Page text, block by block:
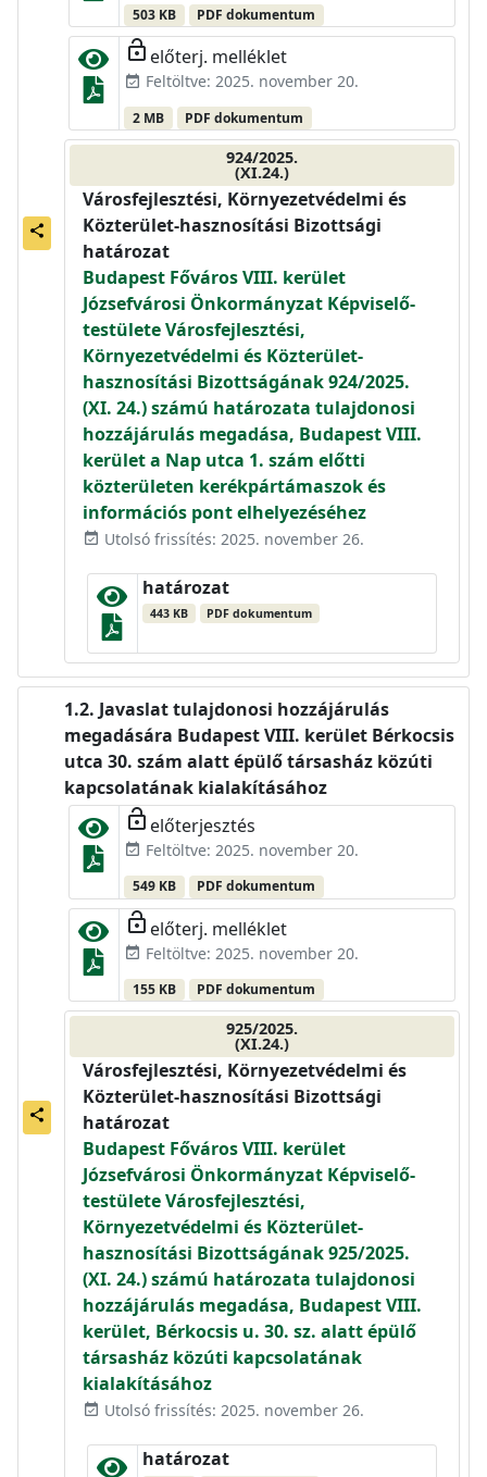
share
503 KB PDF dokumentum
lock_open előterj. melléklet
event_available Feltöltve: 2025. november 20.
2 MB PDF dokumentum
924/2025.
(XI.24.)
Városfejlesztési, Környezetvédelmi és
Közterület-hasznosítási Bizottsági
határozat
Budapest Főváros VIII. kerület
Józsefvárosi Önkormányzat Képviselő-
testülete Városfejlesztési,
Környezetvédelmi és Közterület-
hasznosítási Bizottságának 924/2025.
(XI. 24.) számú határozata tulajdonosi
hozzájárulás megadása, Budapest VIII.
kerület a Nap utca 1. szám előtti
közterületen kerékpártámaszok és
információs pont elhelyezéséhez
event_available Utolsó frissítés: 2025. november 26.
határozat
443 KB PDF dokumentum
share
Javaslat tulajdonosi hozzájárulás
megadására Budapest VIII. kerület Bérkocsis
utca 30. szám alatt épülő társasház közúti
kapcsolatának kialakításához
lock_open előterjesztés
event_available Feltöltve: 2025. november 20.
549 KB PDF dokumentum
lock_open előterj. melléklet
event_available Feltöltve: 2025. november 20.
155 KB PDF dokumentum
925/2025.
(XI.24.)
Városfejlesztési, Környezetvédelmi és
Közterület-hasznosítási Bizottsági
határozat
Budapest Főváros VIII. kerület
Józsefvárosi Önkormányzat Képviselő-
testülete Városfejlesztési,
Környezetvédelmi és Közterület-
hasznosítási Bizottságának 925/2025.
(XI. 24.) számú határozata tulajdonosi
hozzájárulás megadása, Budapest VIII.
kerület, Bérkocsis u. 30. sz. alatt épülő
társasház közúti kapcsolatának
kialakításához
event_available Utolsó frissítés: 2025. november 26.
határozat